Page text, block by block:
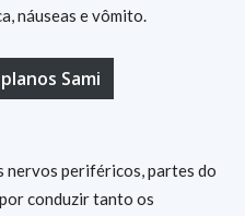
náuseas e vômito.
Sami
nervos periféricos, partes do
conduzir tanto os